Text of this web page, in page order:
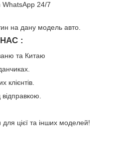
24/7
на дану модель авто.
:
та Китаю
клієнтів.
для цієї та інших моделей!